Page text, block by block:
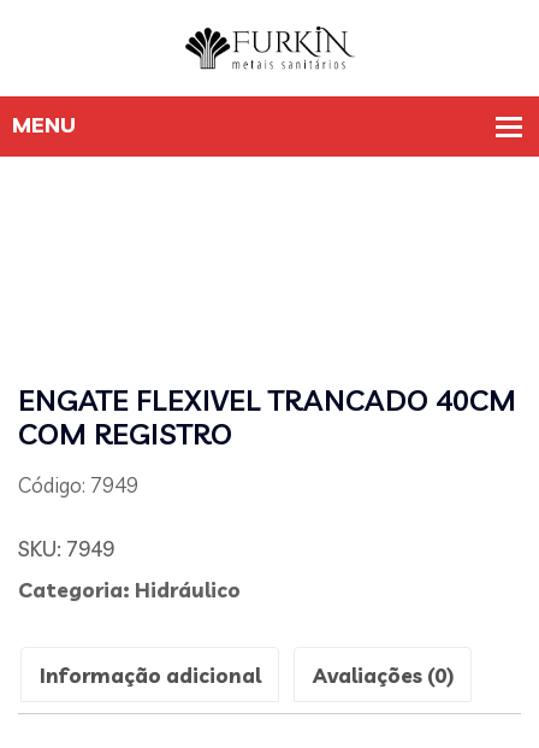
ENGATE FLEXIVEL TRANCADO 40CM
COM REGISTRO
Código: 7949
SKU: 7949
Categoria: Hidráulico
Informação adicional Avaliações (0)